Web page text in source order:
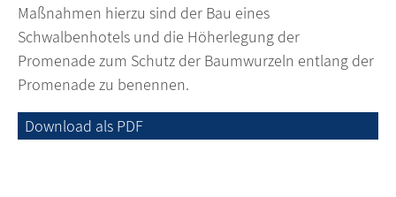
Maßnahmen hierzu sind der Bau eines
Schwalbenhotels und die Höherlegung der
Promenade zum Schutz der Baumwurzeln entlang der
Promenade zu benennen.
Download als PDF